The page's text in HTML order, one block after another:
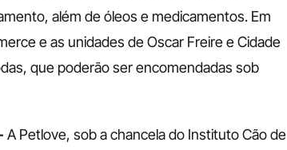
além de óleos e medicamentos. Em
e as unidades de Oscar Freire e Cidade
que poderão ser encomendadas sob
A Petlove, sob a chancela do Instituto Cão de